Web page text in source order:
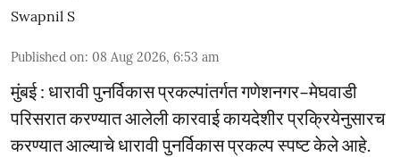
Swapnil S
Published on: 08 Aug 2026, 6:53 am
मुंबई : धारावी पुनर्विकास प्रकल्पांतर्गत गणेशनगर–मेघवाडी
परिसरात करण्यात आलेली कारवाई कायदेशीर प्रक्रियेनुसारच
करण्यात आल्याचे धारावी पुनर्विकास प्रकल्प स्पष्ट केले आहे.